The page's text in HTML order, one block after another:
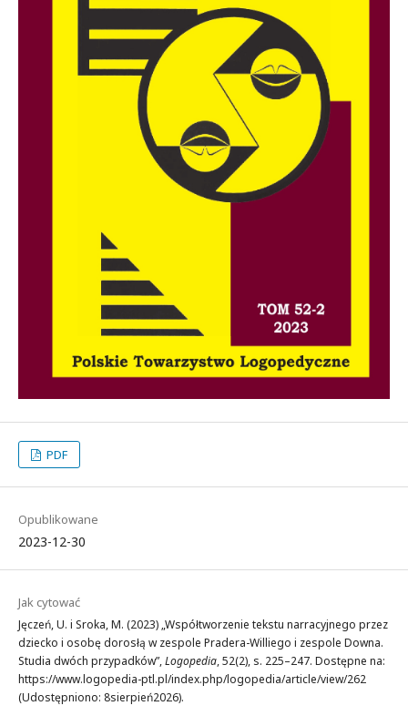
PDF
Opublikowane
2023-12-30
Jak cytować
Jęczeń, U. i Sroka, M. (2023) „Współtworzenie tekstu narracyjnego przez
dziecko i osobę dorosłą w zespole Pradera-Williego i zespole Downa.
Studia dwóch przypadków”,Logopedia, 52(2), s. 225–247. Dostępne na:
https://www.logopedia-ptl.pl/index.php/logopedia/article/view/262
(Udostępniono: 8sierpień2026).